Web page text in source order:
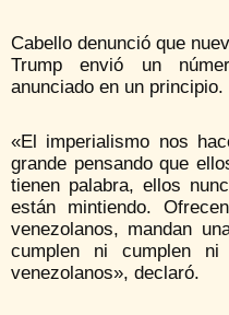
Cabello denunció que
Trump envió un
anunciado en un principio.
«El imperialismo nos
grande pensando que
tienen palabra, ellos
están mintiendo.
venezolanos, mandan
cumplen ni cumplen
venezolanos», declaró.